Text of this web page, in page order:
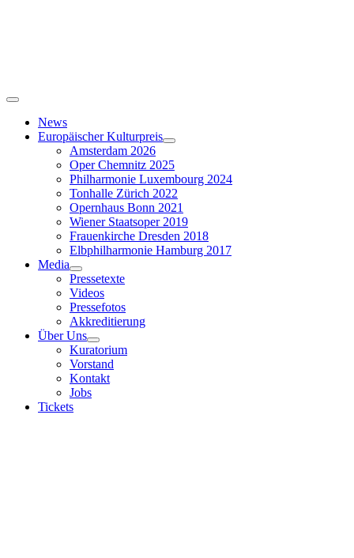
Toggle
NavigationNews
Europäischer Kulturpreis
Amsterdam 2026
Oper Chemnitz 2025
Philharmonie Luxembourg 2024
Tonhalle Zürich 2022
Opernhaus Bonn 2021
Wiener Staatsoper 2019
Frauenkirche Dresden 2018
Elbphilharmonie Hamburg 2017
Media
Pressetexte
Videos
Pressefotos
Akkreditierung
Über Uns
Kuratorium
Vorstand
Kontakt
Jobs
Tickets